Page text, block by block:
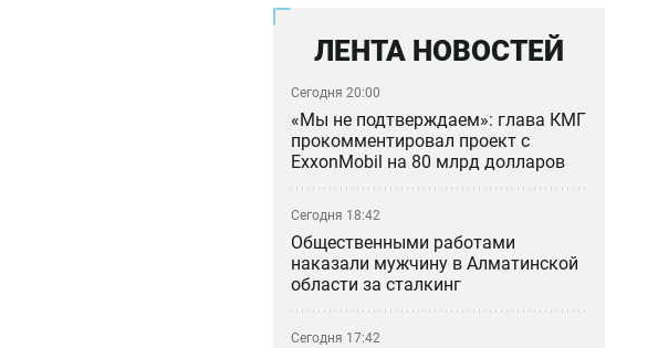
ЛЕНТА НОВОСТЕЙ
Сегодня 20:00
«Мы не подтверждаем»: глава КМГ
прокомментировал проект с
ExxonMobil на 80 млрд долларов
Сегодня 18:42
Общественными работами
наказали мужчину в Алматинской
области за сталкинг
Сегодня 17:42